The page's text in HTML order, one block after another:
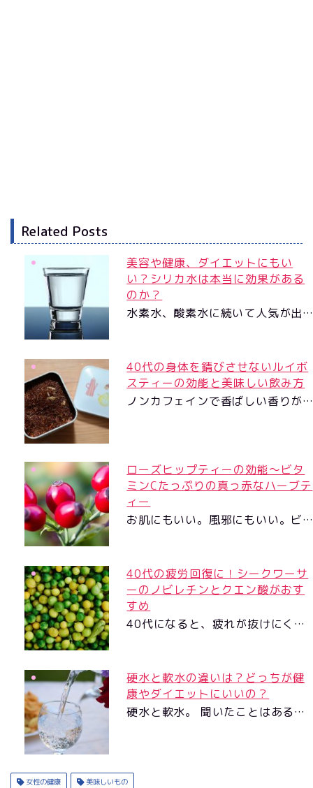
Related Posts
美容や健康、ダイエットにもい
い？シリカ水は本当に効果がある
のか？
水素水、酸素水に続いて人気が出
40代の身体を錆びさせないルイボ
スティーの効能と美味しい飲み方
ノンカフェインで香ばしい香りが
ローズヒップティーの効能〜ビタ
ミンCたっぷりの真っ赤なハーブテ
ィー
お肌にもいい。風邪にもいい。ビ
40代の疲労回復に！シークワーサ
ーのノビレチンとクエン酸がおす
すめ
40代になると、疲れが抜けにく…
硬水と軟水の違いは？どっちが健
康やダイエットにいいの？
硬水と軟水。 聞いたことはある…
女性の健康 美味しいもの